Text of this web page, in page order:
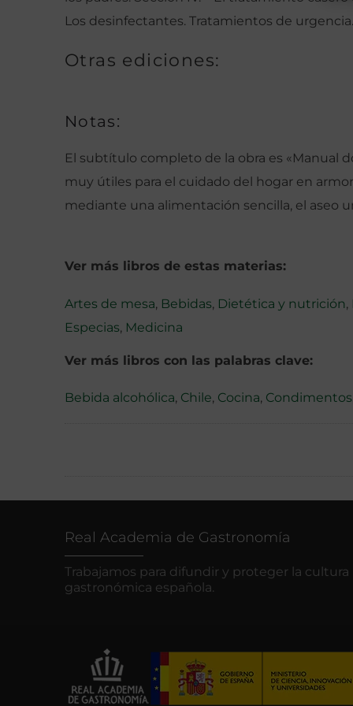
Los desinfectantes. Tratamientos de
Otras ediciones:
Notas:
El subtítulo completo de la obra es «Manual
muy útiles para el cuidado del hogar en
mediante una alimentación sencilla, el aseo
Ver más libros de estas materias:
Artes de mesa, Bebidas, Dietética y nutrición,
Especias, Medicina
Ver más libros con las palabras clave:
Bebida alcohólica, Chile, Cocina, Condimentos
Real Academia de Gastronomía
Trabajamos para difundir y proteger la cultura
gastronómica española.